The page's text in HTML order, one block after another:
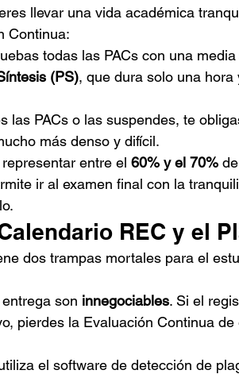
llevar una vida académica
Continua:
todas las PACs con una
(PS), que dura solo una hora
las PACs o las suspendes, te
más denso y difícil.
entre el 60% y el 70%
ir al examen final con la
REC y el
dos trampas mortales para el
son innegociables. Si el
pierdes la Evaluación Continua de
el software de detección de